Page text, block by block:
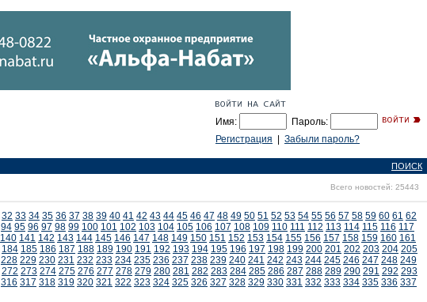
Имя:
Пароль:
Регистрация
Забыли пароль?
ПОИСК
Всего новостей: 25443
32 33 34 35 36 37 38 39 40 41 42 43 44 45 46 47 48 49 50 51 52 53 54 55 56 57 58 59 60 61 62
94 95 96 97 98 99 100 101 102 103 104 105 106 107 108 109 110 111 112 113 114 115 116 117
140 141 142 143 144 145 146 147 148 149 150 151 152 153 154 155 156 157 158 159 160 161
184 185 186 187 188 189 190 191 192 193 194 195 196 197 198 199 200 201 202 203 204 205
228 229 230 231 232 233 234 235 236 237 238 239 240 241 242 243 244 245 246 247 248 249
272 273 274 275 276 277 278 279 280 281 282 283 284 285 286 287 288 289 290 291 292 293
316 317 318 319 320 321 322 323 324 325 326 327 328 329 330 331 332 333 334 335 336 337